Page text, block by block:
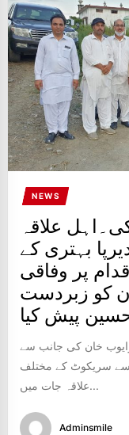
NEWS
علاقہ
بہتری کے
پر وفاقی
کو زبردست
پیش کیا
خان کی جانب سے
لاگت سے سریکوٹ کے مختلف
علاقہ جات میں...
Adminsmile